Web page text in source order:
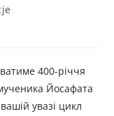
400-річчя
Йосафата
увазі цикл